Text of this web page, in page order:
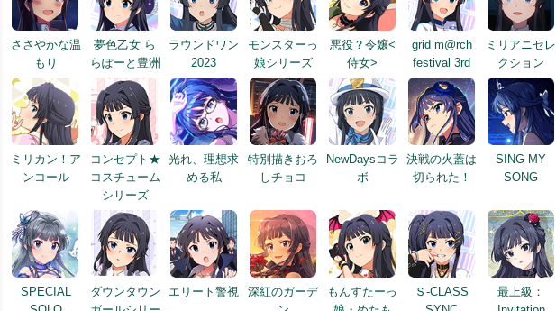
ささやかな温
もり
夢色乙女 ら
らぽーと豊洲
ラウンドワン
2023
モンスターっ
娘シリーズ
悪役？令嬢<
侍女>
grid m@rch
festival 3rd
ミリアニセレ
クション
ミリカン！ア
ンコール
コンセプト★
コスチューム
シリーズ
光れ、理想求
める私
特別描きおろ
しチョコ
NewDaysコラ
ボ
決戦の火蓋は
切られた！
SING MY
SONG
SPECIAL
ダウンタウン
エリート警視
深紅のガーデ
もんすたーっ
Ｓ-CLASS
最上級：